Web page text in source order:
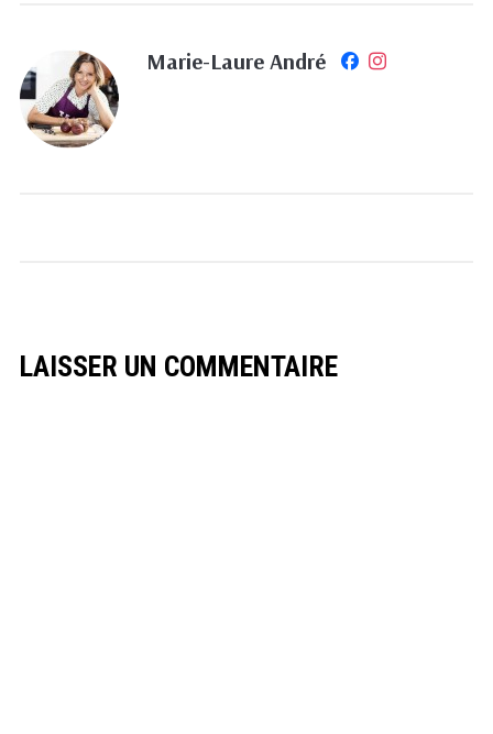
Marie-Laure André
LAISSER UN COMMENTAIRE